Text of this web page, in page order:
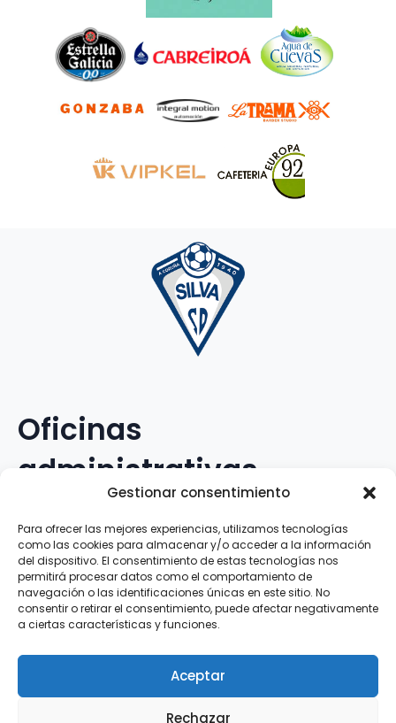
Gestionar consentimiento
Para ofrecer las mejores experiencias, utilizamos tecnologías
como las cookies para almacenar y/o acceder a la información
del dispositivo. El consentimiento de estas tecnologías nos
permitirá procesar datos como el comportamiento de
navegación o las identificaciones únicas en este sitio. No
consentir o retirar el consentimiento, puede afectar negativamente
a ciertas características y funciones.
Aceptar
Rechazar
Oficinas
administrativas
Avenida Galileo Galilei, 12
15.008 · A Coruña · España
Teléfono:881.069.303
WhatsApp:616.897.466